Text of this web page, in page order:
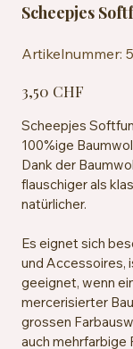
Scheepjes
Artikelnummer:
3,50 CHF
Scheepjes
100%ige
Dank der
flauschiger als
natürlicher.
Es eignet sich
und Accessoires,
geeignet, wenn
mercerisierter
grossen
auch